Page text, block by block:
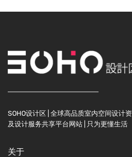
SOHO设计区 | 全球高品质室内空间设计资
及设计服务共享平台网站 | 只为更懂生活
关于